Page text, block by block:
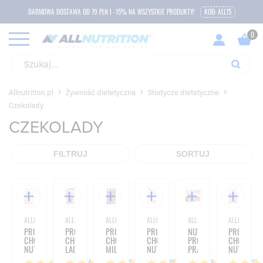
DARMOWA DOSTAWA OD 79 PLN I -15% NA WSZYSTKIE PRODUKTY! KOD: ALL15
Allnutrition.pl Żywność dietetyczna
Słodycze dietetyczne
Czekolady
CZEKOLADY
FILTRUJ SORTUJ
ALLNUTRITION
PROTEIN
CHOCOLATE
NUTLOVE
CRISPY
ALLNUTRITION
PROTEIN
CHOCOLATE
LACTOSE
FREE
ALLNUTRITION
PROTEIN
CHOCOLATE
MILK
ALLNUTRITION
PROTEIN
CHOCOLATE
NUTLOVE
COCO
ALLNUTRITION
NUTLOVE
PROTEIN
PRALINES
PROTEIN
NUTLOVE
CRISPY